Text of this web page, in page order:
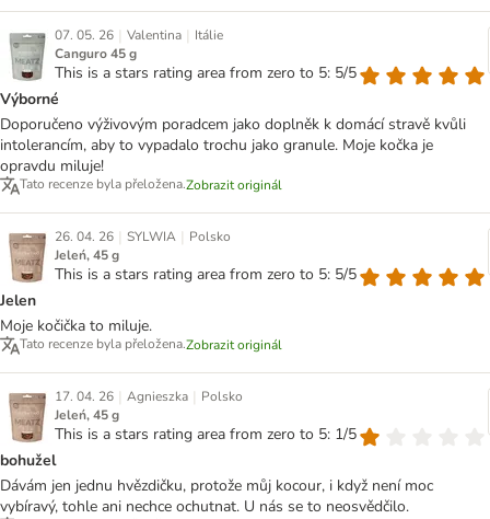
07. 05. 26 | Valentina | Itálie
Canguro 45 g
This is a stars rating area from zero to 5: 5/5
Výborné
Doporučeno výživovým poradcem jako doplněk k domácí stravě kvůli
intolerancím, aby to vypadalo trochu jako granule. Moje kočka je
opravdu miluje!
Tato recenze byla přeložena.Zobrazit originál
26. 04. 26 | SYLWIA | Polsko
Jeleń, 45 g
This is a stars rating area from zero to 5: 5/5
Jelen
Moje kočička to miluje.
Tato recenze byla přeložena.Zobrazit originál
17. 04. 26 | Agnieszka | Polsko
Jeleń, 45 g
This is a stars rating area from zero to 5: 1/5
bohužel
Dávám jen jednu hvězdičku, protože můj kocour, i když není moc
vybíravý, tohle ani nechce ochutnat. U nás se to neosvědčilo.